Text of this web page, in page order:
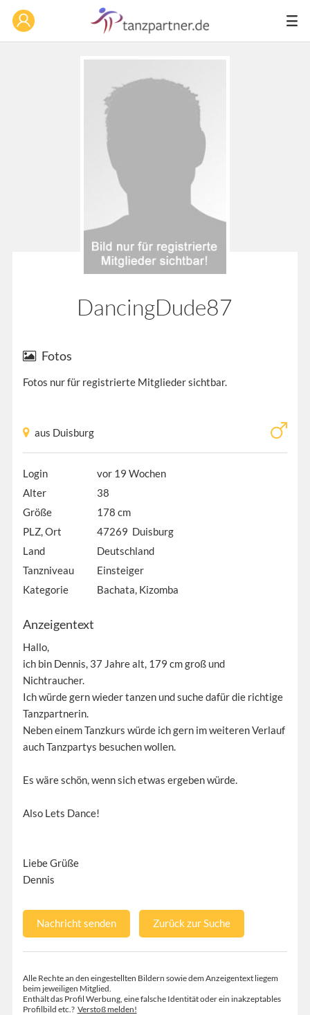
DancingDude87
Fotos
Fotos nur für registrierte Mitglieder sichtbar.
aus Duisburg
Login
vor 19 Wochen
Alter
38
Größe
178 cm
PLZ, Ort
47269 Duisburg
Land
Deutschland
Tanzniveau
Einsteiger
Kategorie
Bachata, Kizomba
Anzeigentext
Hallo,
ich bin Dennis, 37 Jahre alt, 179 cm groß und
Nichtraucher.
Ich würde gern wieder tanzen und suche dafür die richtige
Tanzpartnerin.
Neben einem Tanzkurs würde ich gern im weiteren Verlauf
auch Tanzpartys besuchen wollen.
Es wäre schön, wenn sich etwas ergeben würde.
Also Lets Dance!
Liebe Grüße
Dennis
Nachricht senden Zurück zur Suche
Alle Rechte an den eingestellten Bildern sowie dem Anzeigentext liegem
beim jeweiligen Mitglied.
Enthält das Profil Werbung, eine falsche Identität oder ein inakzeptables
Profilbild etc.? Verstoß melden!